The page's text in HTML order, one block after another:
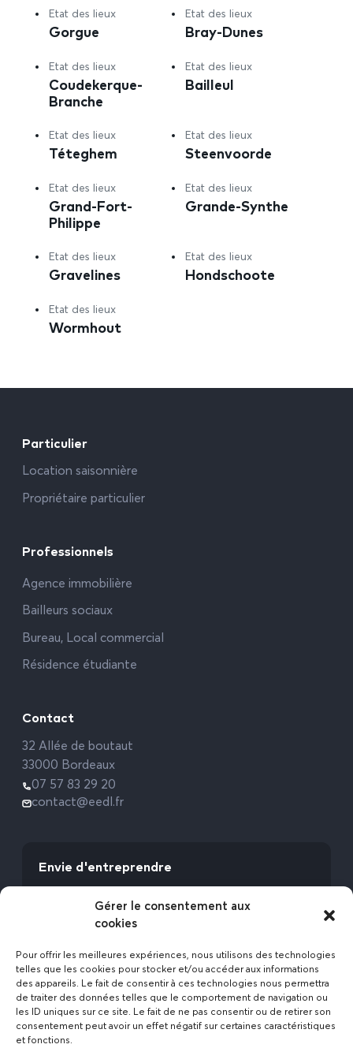
Gérer le consentement aux
cookies
Pour offrir les meilleures expériences, nous utilisons des technologies
telles que les cookies pour stocker et/ou accéder aux informations
des appareils. Le fait de consentir à ces technologies nous permettra
de traiter des données telles que le comportement de navigation ou
les ID uniques sur ce site. Le fait de ne pas consentir ou de retirer son
consentement peut avoir un effet négatif sur certaines caractéristiques
et fonctions.
Etat des lieux
Gorgue
Etat des lieux
Bray-Dunes
Etat des lieux
Coudekerque-
Branche
Etat des lieux
Bailleul
Etat des lieux
Téteghem
Etat des lieux
Steenvoorde
Etat des lieux
Grand-Fort-
Philippe
Etat des lieux
Grande-Synthe
Etat des lieux
Gravelines
Etat des lieux
Hondschoote
Etat des lieux
Wormhout
Particulier
Location saisonnière
Propriétaire particulier
Professionnels
Agence immobilière
Bailleurs sociaux
Bureau, Local commercial
Résidence étudiante
Contact
32 Allée de boutaut
33000 Bordeaux
07 57 83 29 20
contact@eedl.fr
Envie d'entreprendre
avec l’Expert Etat des Lieux !
Rejoignez-nous